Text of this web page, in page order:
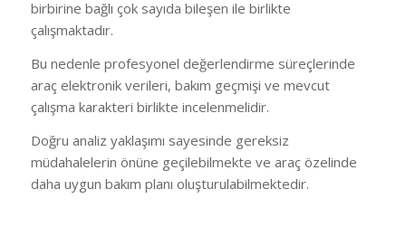
birbirine bağlı çok sayıda bileşen ile birlikte
çalışmaktadır.
Bu nedenle profesyonel değerlendirme süreçlerinde
araç elektronik verileri, bakım geçmişi ve mevcut
çalışma karakteri birlikte incelenmelidir.
Doğru analiz yaklaşımı sayesinde gereksiz
müdahalelerin önüne geçilebilmekte ve araç özelinde
daha uygun bakım planı oluşturulabilmektedir.